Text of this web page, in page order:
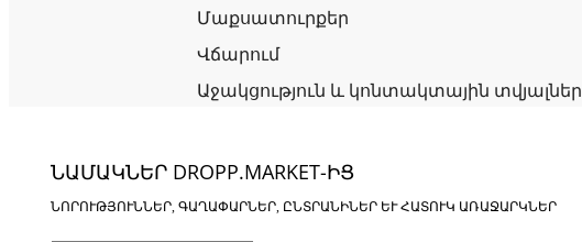
Մաքսատուրքեր
Վճարում
Աջակցություն և կոնտակտային տվյալներ
ՆԱՄԱԿՆԵՐ DROPP.MARKET-ԻՑ
ՆՈՐՈՒԹՅՈՒՆՆԵՐ, ԳԱՂԱՓԱՐՆԵՐ, ԸՆՏՐԱՆԻՆԵՐ ԵՒ ՀԱՏՈՒԿ ԱՌԱՋԱՐԿՆԵՐ